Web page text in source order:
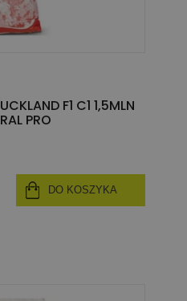
F1 C1 1,5MLN
PRO
DO KOSZYKA